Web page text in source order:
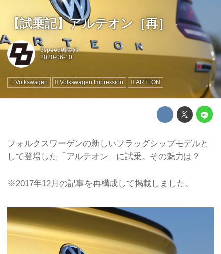
【試乗記】アルテオン［再］
8speed編集部
Volkswagen Volkswagen Impression ARTEON
フォルクスワーゲンの新しいフラッグシップモデルと
して登場した「アルテオン」に試乗。その魅力は？
※2017年12月の記事を再構成して掲載しました。